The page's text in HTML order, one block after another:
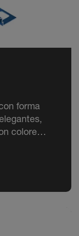
forma
colores